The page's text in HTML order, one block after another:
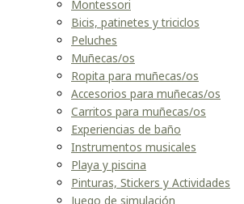
Montessori
Bicis, patinetes y triciclos
Peluches
Muñecas/os
Ropita para muñecas/os
Accesorios para muñecas/os
Carritos para muñecas/os
Experiencias de baño
Instrumentos musicales
Playa y piscina
Pinturas, Stickers y Actividades
Juego de simulación